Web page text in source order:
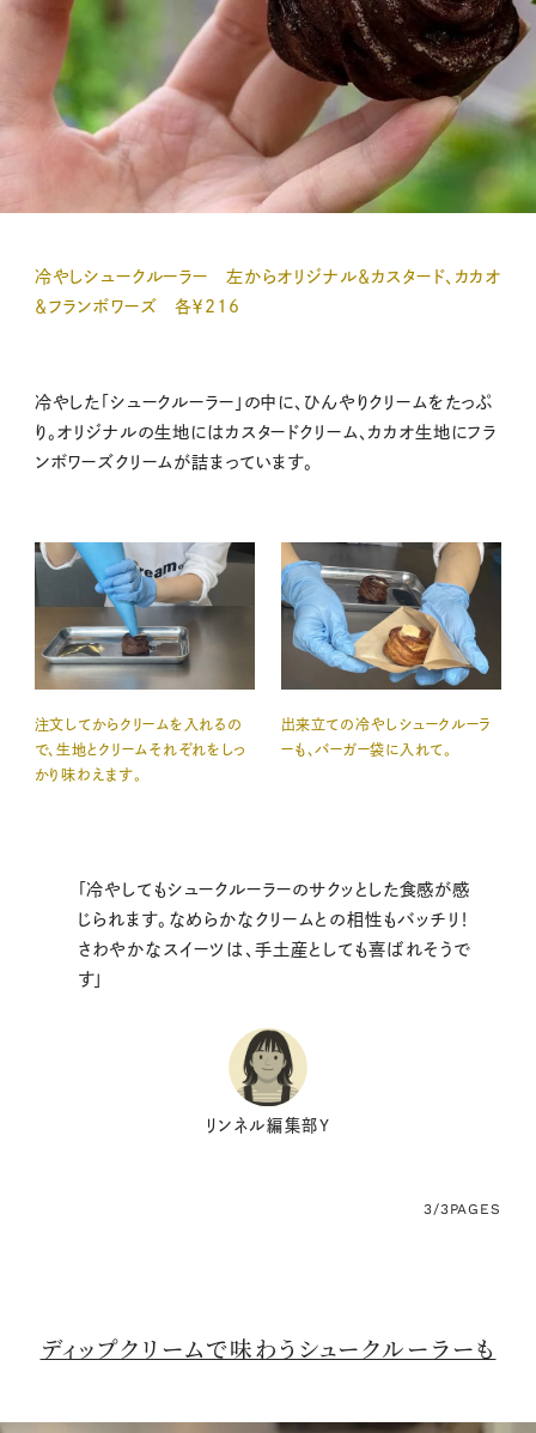
冷やしシュークルーラー 左からオリジナル＆カスタード、カカオ
＆フランボワーズ 各￥216
冷やした「シュークルーラー」の中に、ひんやりクリームをたっぷ
り。オリジナルの生地にはカスタードクリーム、カカオ生地にフラ
ンボワーズクリームが詰まっています。
注文してからクリームを入れるの
で、生地とクリームそれぞれをしっ
かり味わえます。
出来立ての冷やしシュークルーラ
ーも、バーガー袋に入れて。
「冷やしてもシュークルーラーのサクッとした食感が感
じられます。なめらかなクリームとの相性もバッチリ！
さわやかなスイーツは、手土産としても喜ばれそうで
す」
リンネル編集部Y
3/3PAGES
ディップクリームで味わうシュークルーラーも